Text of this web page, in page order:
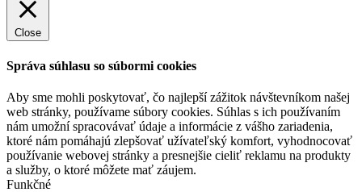
Close
Správa súhlasu so súbormi cookies
Aby sme mohli poskytovať, čo najlepší zážitok návštevníkom našej
web stránky, používame súbory cookies. Súhlas s ich používaním
nám umožní spracovávať údaje a informácie z vášho zariadenia,
ktoré nám pomáhajú zlepšovať užívateľský komfort, vyhodnocovať
používanie webovej stránky a presnejšie cieliť reklamu na produkty
a služby, o ktoré môžete mať záujem.
Funkčné